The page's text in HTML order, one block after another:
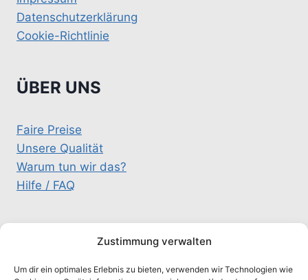
Zustimmung verwalten
Um dir ein optimales Erlebnis zu bieten, verwenden wir Technologien wie
Datenschutzerklärung
Cookie-Richtlinie
ÜBER UNS
Faire Preise
Unsere Qualität
Warum tun wir das?
Hilfe / FAQ
KONTAKT